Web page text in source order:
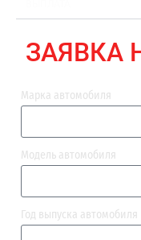
ЗАЯВКА
Марка автомобиля
Модель автомобиля
Год выпуска автомобиля